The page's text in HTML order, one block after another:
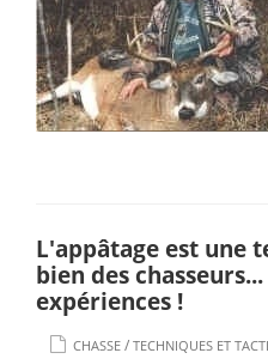
L'appâtage est une
bien des
expériences !
CHASSE / TECHNIQUES ET